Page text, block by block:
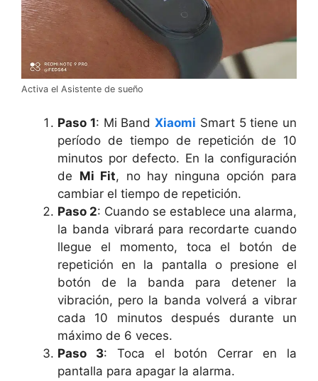
Activa el Asistente de sueño
Paso 1: Mi Band Xiaomi Smart 5 tiene un
período de tiempo de repetición de 10
minutos por defecto. En la configuración
de Mi Fit, no hay ninguna opción para
cambiar el tiempo de repetición.
Paso 2: Cuando se establece una alarma,
la banda vibrará para recordarte cuando
llegue el momento, toca el botón de
repetición en la pantalla o presione el
botón de la banda para detener la
vibración, pero la banda volverá a vibrar
cada 10 minutos después durante un
máximo de 6 veces.
Paso 3: Toca el botón Cerrar en la
pantalla para apagar la alarma.